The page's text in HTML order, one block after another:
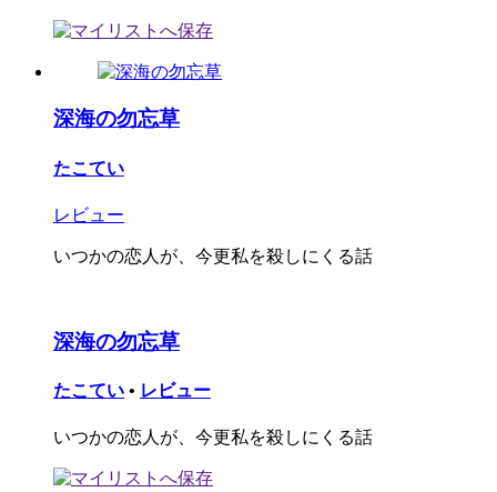
深海の勿忘草
たこてい
レビュー
いつかの恋人が、今更私を殺しにくる話
深海の勿忘草
たこてい • レビュー
いつかの恋人が、今更私を殺しにくる話